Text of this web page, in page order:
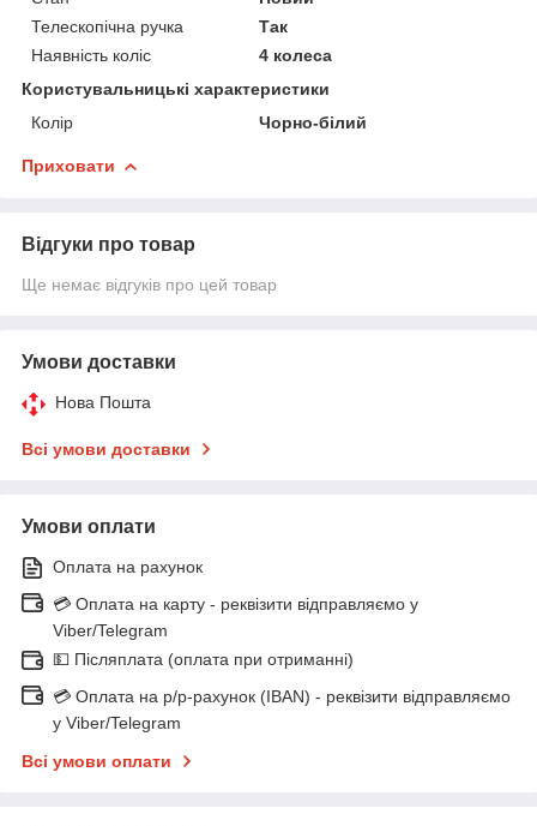
Телескопічна ручка
Так
Наявність коліс
4 колеса
Користувальницькі характеристики
Колір
Чорно-білий
Приховати
Відгуки про товар
Ще немає відгуків про цей товар
Умови доставки
Нова Пошта
Всі умови доставки
Умови оплати
Оплата на рахунок
💳 Оплата на карту - реквізити відправляємо у
Viber/Telegram
💵 Післяплата (оплата при отриманні)
💳 Оплата на р/р-рахунок (IBAN) - реквізити відправляємо
у Viber/Telegram
Всі умови оплати